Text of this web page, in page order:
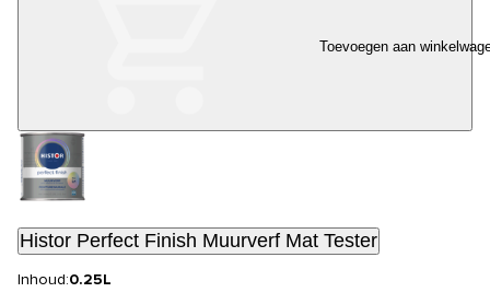
Toevoegen aan
Histor Perfect Finish Muurverf Mat Tester
Inhoud:0.25L